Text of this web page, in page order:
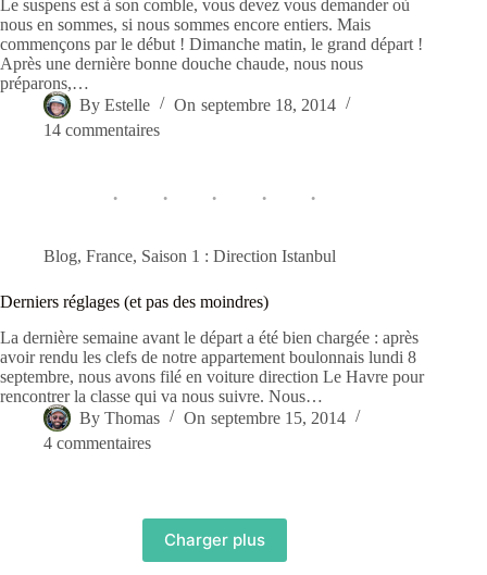
Le suspens est à son comble, vous devez vous demander où
nous en sommes, si nous sommes encore entiers. Mais
commençons par le début ! Dimanche matin, le grand départ !
Après une dernière bonne douche chaude, nous nous
préparons,…
By Estelle On septembre 18, 2014
14 commentaires
Blog, France, Saison 1 : Direction Istanbul
Derniers réglages (et pas des moindres)
La dernière semaine avant le départ a été bien chargée : après
avoir rendu les clefs de notre appartement boulonnais lundi 8
septembre, nous avons filé en voiture direction Le Havre pour
rencontrer la classe qui va nous suivre. Nous…
By Thomas On septembre 15, 2014
4 commentaires
Charger plus